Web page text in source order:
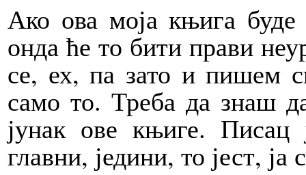
Ако ова моја књига
онда ће то бити прави
се, ех, па зато и пишем
само то. Треба да знаш
јунак ове књиге.
главни, једини, то јест,